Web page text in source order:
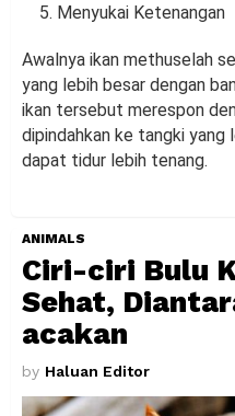
Menyukai Ketenangan
Awalnya ikan methuselah
yang lebih besar dengan
ikan tersebut merespon
dipindahkan ke tangki yang
dapat tidur lebih tenang.
ANIMALS
Ciri-ciri Bulu
Sehat,
acakan
by Haluan Editor